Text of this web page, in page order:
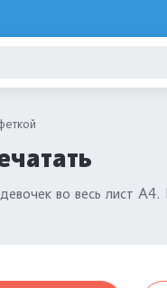
во весь лист